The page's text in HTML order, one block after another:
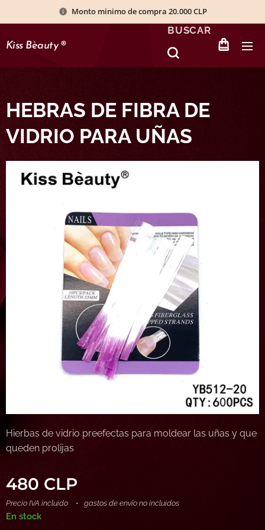
Monto minimo de compra 20.000 CLP
Kiss Bèauty®
BUSCAR
HEBRAS DE FIBRA DE
VIDRIO PARA UÑAS
Hierbas de vidrio preefectas para moldear las uñas y que
queden prolijas
480 CLP
Precio IVA incluido gastos de envío no incluidos
En stock